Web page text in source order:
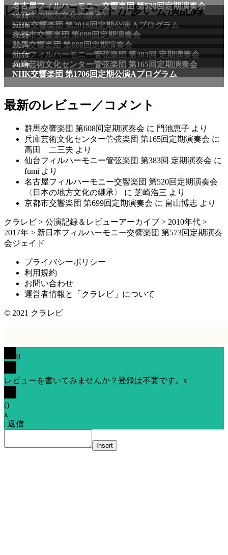
レビュー／コメントが多い公演記録
名古屋フィルハーモニー交響楽団 第520回定期演奏会
〈日本の地方文化の継承〉
2024年
NHK交響楽団 第2016回定期公演 Aプログラム
2025年
京都市交響楽団 第699回定期演奏会
2025年
群馬交響楽団 第608回定期演奏会
2025年
仙台フィルハーモニー管弦楽団 第383回 定期演奏会
2025年
兵庫芸術文化センター管弦楽団 第165回定期演奏会
2011年
NHK交響楽団 第1706回定期公演Aプログラム
最新のレビュー／コメント
群馬交響楽団 第608回定期演奏会 に 門池恵子 より
兵庫芸術文化センター管弦楽団 第165回定期演奏会 に
高田 二三夫 より
仙台フィルハーモニー管弦楽団 第383回 定期演奏会 に
fumi より
名古屋フィルハーモニー交響楽団 第520回定期演奏会
〈日本の地方文化の継承〉
に 芝崎浩三 より
京都市交響楽団 第699回定期演奏会 に 畠山博志 より
クラレビ > 公演記録＆レビューアーカイブ > 2010年代 >
2017年 > 新日本フィルハーモニー交響楽団 第573回定期演奏
会ジェイド
プライバシーポリシー
利用規約
お問い合わせ
運営者情報と「クラレビ」について
© 2021 クラレビ
0
レビューを書いてみませんか？登録は不要です。 x
()
x
| 返信
Insert